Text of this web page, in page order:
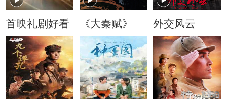
首映礼剧好看 《大秦赋》 外交风云